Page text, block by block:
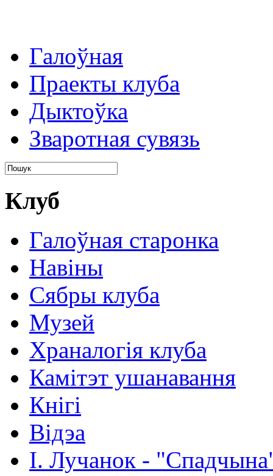
Галоўная
Праекты клуба
Дыктоўка
Зваротная сувязь
Клуб
Галоўная старонка
Навіны
Сябры клуба
Музей
Храналогія клуба
Камітэт ушанавання
Кнігі
Відэа
І. Лучанок -